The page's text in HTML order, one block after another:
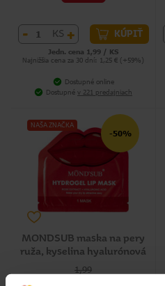
- KS + KÚPIŤ
Jedn. cena 1,99 / KS
Najnižšia cena za 30 dní: 1,25 € (+59%)
Dostupné online
Dostupné v 221 predajniach
NAŠA ZNAČKA
-50%
MONDSUB maska na pery
ruža, kyselina hyalurónová
1,99